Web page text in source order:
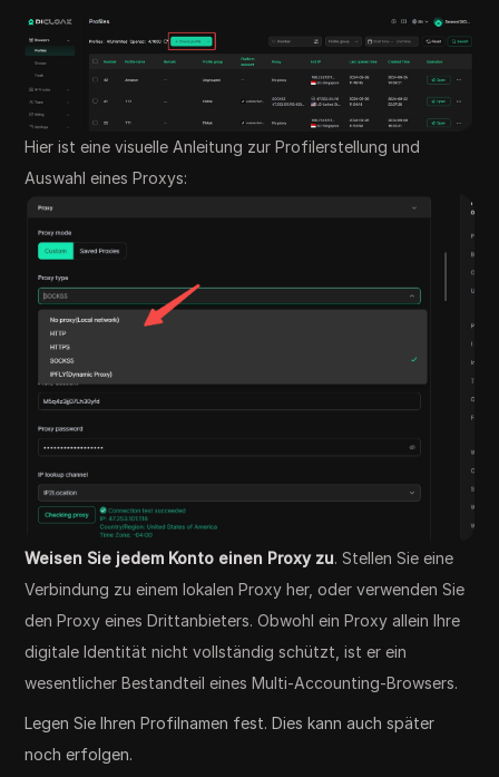
Hier ist eine visuelle Anleitung zur Profilerstellung und
Auswahl eines Proxys:
Weisen Sie jedem Konto einen Proxy zu. Stellen Sie eine
Verbindung zu einem lokalen Proxy her, oder verwenden Sie
den Proxy eines Drittanbieters. Obwohl ein Proxy allein Ihre
digitale Identität nicht vollständig schützt, ist er ein
wesentlicher Bestandteil eines Multi-Accounting-Browsers.
Legen Sie Ihren Profilnamen fest. Dies kann auch später
noch erfolgen.